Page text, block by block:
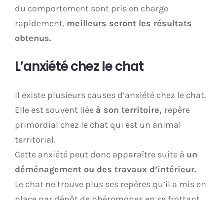
du comportement sont pris en charge
rapidement, meilleurs seront les résultats
obtenus.
L’anxiété chez le chat
Il existe plusieurs causes d’anxiété chez le chat.
Elle est souvent liée à son territoire, repère
primordial chez le chat qui est un animal
territorial.
Cette anxiété peut donc apparaître suite à un
déménagement ou des travaux d’intérieur.
Le chat ne trouve plus ses repères qu’il a mis en